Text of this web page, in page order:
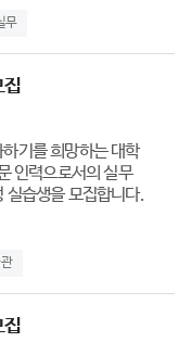
무
집
기를 희망하는 대학
인력으로서의 실무
실습생을 모집합니다.
집